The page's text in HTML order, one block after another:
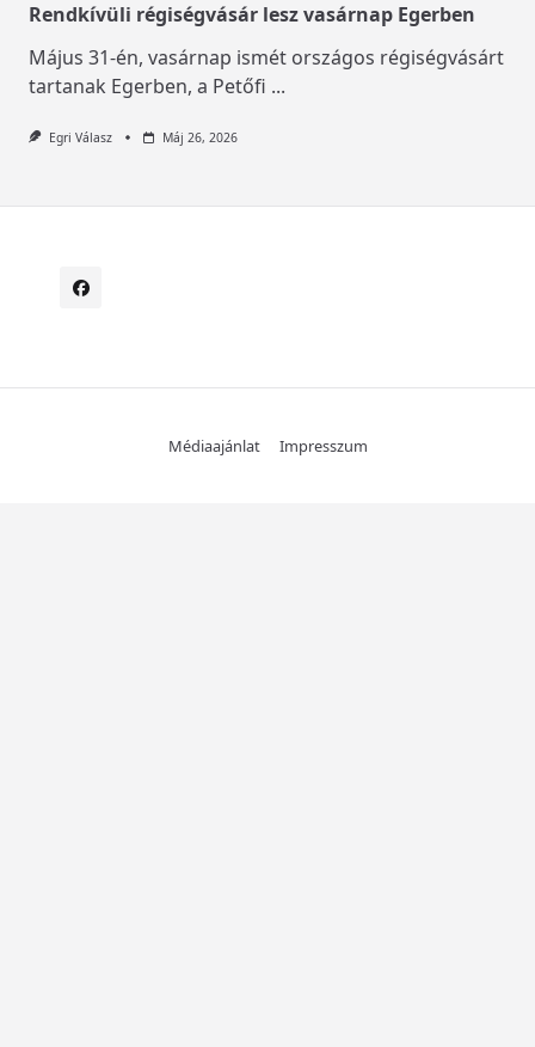
Rendkívüli régiségvásár lesz vasárnap Egerben
Május 31-én, vasárnap ismét országos régiségvásárt
tartanak Egerben, a Petőfi ...
Egri Válasz Máj 26, 2026
Médiaajánlat Impresszum